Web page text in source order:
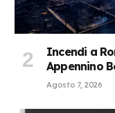
Incendi a
Appennino
Agosto 7, 2026